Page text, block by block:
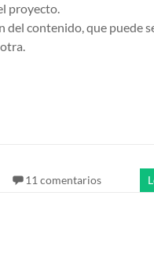
proyecto.
del contenido, que puede
11 comentarios